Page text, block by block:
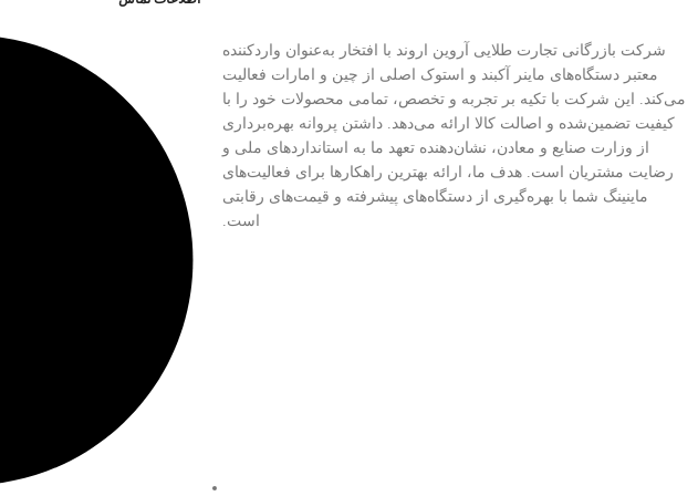
شرکت بازرگانی تجارت طلایی آروین اروند با افتخار به‌عنوان واردکننده
معتبر دستگاه‌های ماینر آکبند و استوک اصلی از چین و امارات فعالیت
می‌کند. این شرکت با تکیه بر تجربه و تخصص، تمامی محصولات خود را با
کیفیت تضمین‌شده و اصالت کالا ارائه می‌دهد. داشتن پروانه بهره‌برداری
از وزارت صنایع و معادن، نشان‌دهنده تعهد ما به استانداردهای ملی و
رضایت مشتریان است. هدف ما، ارائه بهترین راهکارها برای فعالیت‌های
ماینینگ شما با بهره‌گیری از دستگاه‌های پیشرفته و قیمت‌های رقابتی
است.